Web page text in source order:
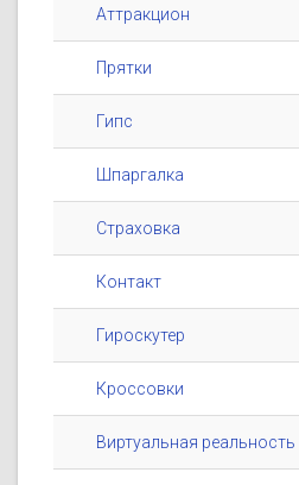
Аттракцион
Прятки
Гипс
Шпаргалка
Страховка
Контакт
Гироскутер
Кроссовки
Виртуальная реальность